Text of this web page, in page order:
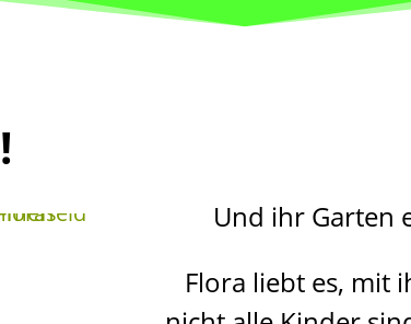
Und ihr Garten
Flora liebt es, mit